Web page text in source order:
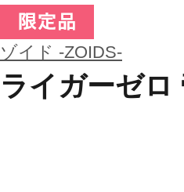
ゾイド -ZOIDS-
ライガーゼ